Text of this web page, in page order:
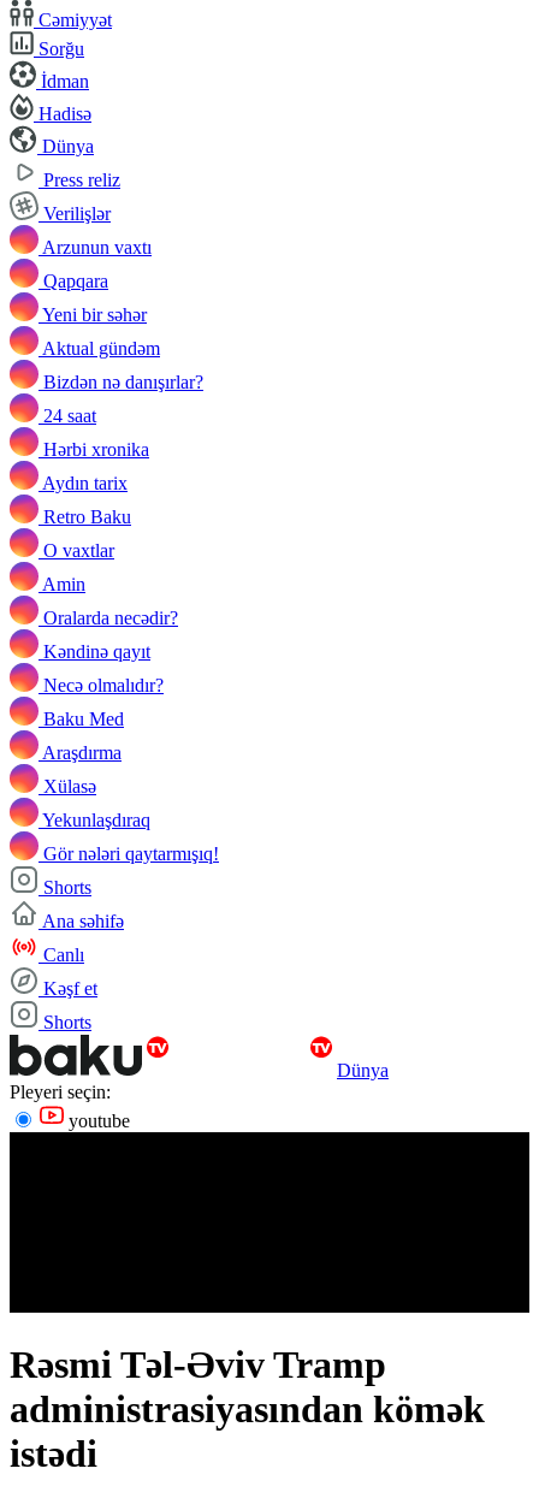
Cəmiyyət
Sorğu
İdman
Hadisə
Dünya
Press reliz
Verilişlər
Arzunun vaxtı
Qapqara
Yeni bir səhər
Aktual gündəm
Bizdən nə danışırlar?
24 saat
Hərbi xronika
Aydın tarix
Retro Baku
O vaxtlar
Amin
Oralarda necədir?
Kəndinə qayıt
Necə olmalıdır?
Baku Med
Araşdırma
Xülasə
Yekunlaşdıraq
Gör nələri qaytarmışıq!
Shorts
Ana səhifə
Canlı
Kəşf et
Shorts
Dünya
Pleyeri seçin:
youtube
Rəsmi Təl-Əviv Tramp
administrasiyasından kömək
istədi